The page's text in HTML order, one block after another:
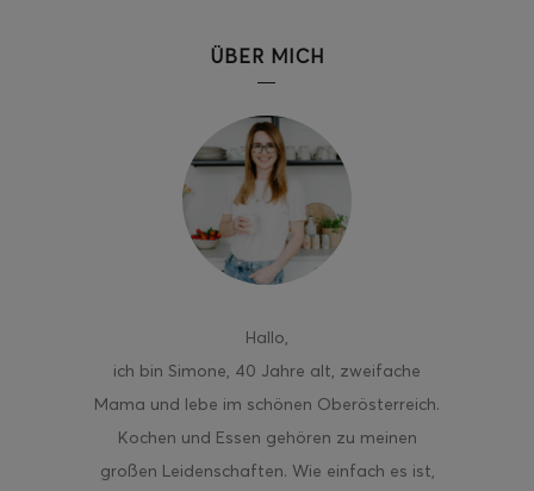
ÜBER MICH
Hallo,
ich bin Simone, 40 Jahre alt, zweifache
Mama und lebe im schönen Oberösterreich.
Kochen und Essen gehören zu meinen
großen Leidenschaften. Wie einfach es ist,